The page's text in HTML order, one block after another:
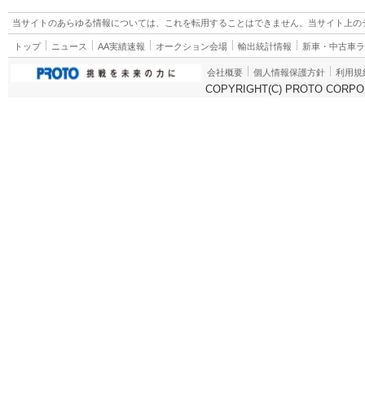
当サイトのあらゆる情報については、これを転用することはできません。当サイト上
トップ ニュース AA実績速報 オークション会場 輸出統計情報 新車・中古車
会社概要 個人情報保護方針 利用規
COPYRIGHT(C) PROTO